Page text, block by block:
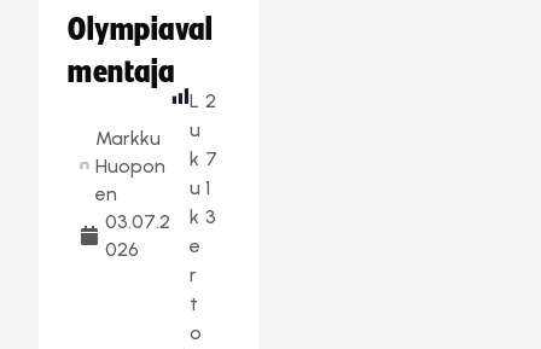
Olympiaval
mentaja
Markku
Huopon
en
03.07.2
026
L
u
k
u
k
e
r
t
o
2
7
1
3